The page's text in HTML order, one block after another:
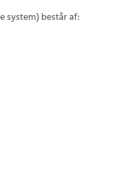
system) består af: